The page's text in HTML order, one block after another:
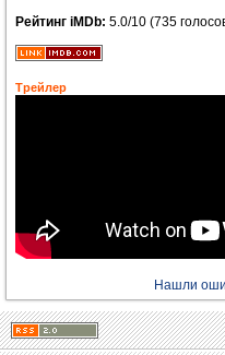
Рейтинг iMDb: 5.0/10 (735
Трейлер
Нашли